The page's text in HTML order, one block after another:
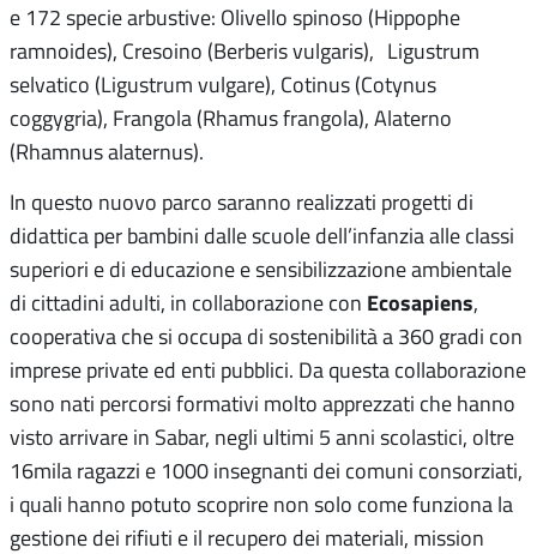
e 172 specie arbustive: Olivello spinoso (Hippophe
ramnoides), Cresoino (Berberis vulgaris), Ligustrum
selvatico (Ligustrum vulgare), Cotinus (Cotynus
coggygria), Frangola (Rhamus frangola), Alaterno
(Rhamnus alaternus).
In questo nuovo parco saranno realizzati progetti di
didattica per bambini dalle scuole dell’infanzia alle classi
superiori e di educazione e sensibilizzazione ambientale
di cittadini adulti, in collaborazione con Ecosapiens,
cooperativa che si occupa di sostenibilità a 360 gradi con
imprese private ed enti pubblici. Da questa collaborazione
sono nati percorsi formativi molto apprezzati che hanno
visto arrivare in Sabar, negli ultimi 5 anni scolastici, oltre
16mila ragazzi e 1000 insegnanti dei comuni consorziati,
i quali hanno potuto scoprire non solo come funziona la
gestione dei rifiuti e il recupero dei materiali, mission